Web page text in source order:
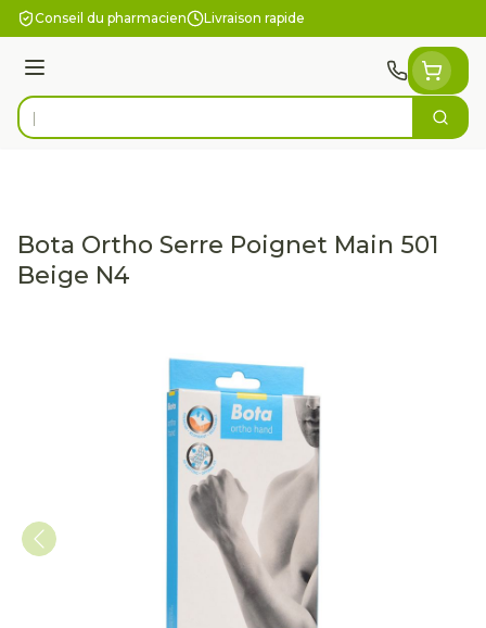
Aller au contenu
Conseil du pharmacien Livraison rapide
Menu
Rechercher
Bota Ortho Serre Poignet Main 501
Beige N4